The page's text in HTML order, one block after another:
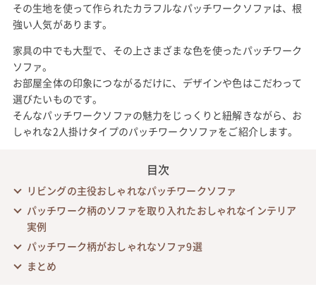
その生地を使って作られたカラフルなパッチワークソファは、根
強い人気があります。
家具の中でも大型で、その上さまざまな色を使ったパッチワーク
ソファ。
お部屋全体の印象につながるだけに、デザインや色はこだわって
選びたいものです。
そんなパッチワークソファの魅力をじっくりと紐解きながら、お
しゃれな2人掛けタイプのパッチワークソファをご紹介します。
目次
リビングの主役おしゃれなパッチワークソファ
パッチワーク柄のソファを取り入れたおしゃれなインテリア
実例
パッチワーク柄がおしゃれなソファ9選
まとめ